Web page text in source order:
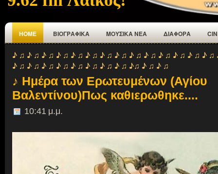
HOME ΒΙΟΓΡΑΦΙΚΑ ΜΟΥΣΙΚΑ ΝΕΑ ΔΙΑΦΟΡΑ
♪ ♫ ♪ ♫ ♪ ♫ ♪ ♫ ♪ ♫ ♪ ♫ ♪ ♫ ♪ ♫ ♪ ♫ ♪ ♫ ♪ ♫ ♪ ♫ ♪ ♫ ♪
♪ ♫ ♪ ♫ ♪ ♫ ♪ ♫ ♪ ♫ ♪ ♫ ♪ ♫ ♪ ♫ ♪♫ ♪ ♫ ♪ ♫
♪ Ημέρα των Ερωτευμένων (Αγίου
Βαλεντίνου)Πως καθιερωθηκε....
10:41 μ.μ.